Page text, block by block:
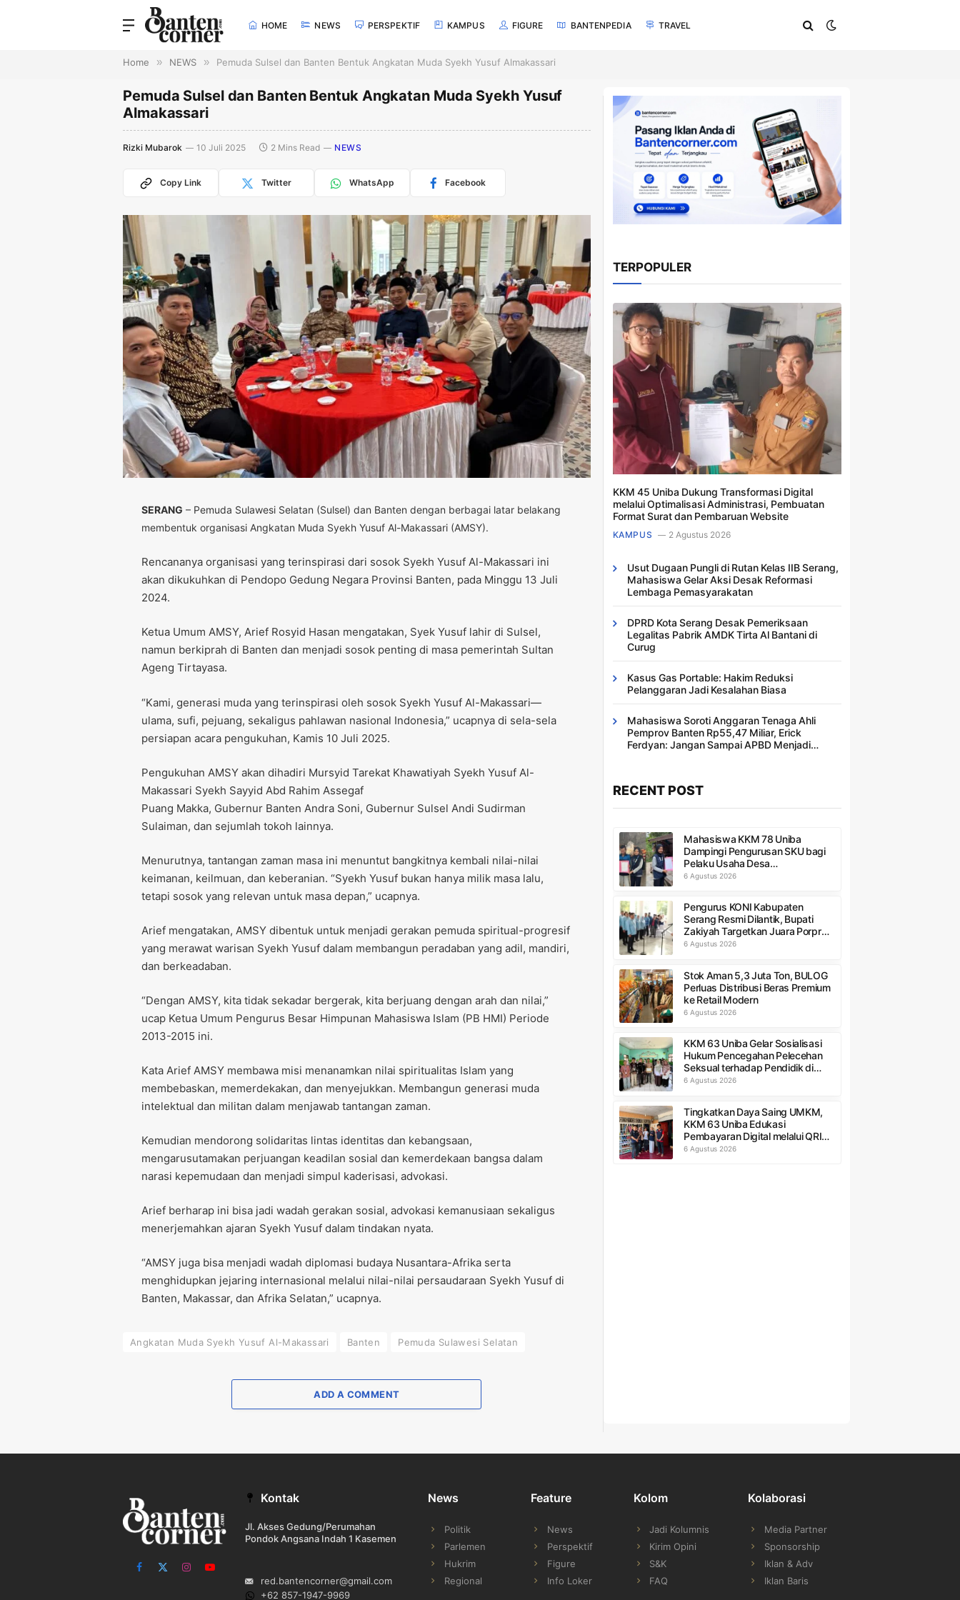
HOME NEWS PERSPEKTIF KAMPUS FIGURE BANTENPEDIA TRAVEL
Home » NEWS » Pemuda Sulsel dan Banten Bentuk Angkatan Muda Syekh Yusuf Almakassari
Pemuda Sulsel dan Banten Bentuk Angkatan Muda Syekh Yusuf
Almakassari
Rizki Mubarok 10 Juli 2025 2 Mins Read NEWS
Copy Link Twitter WhatsApp Facebook
SERANG – Pemuda Sulawesi Selatan (Sulsel) dan Banten dengan berbagai latar belakang
membentuk organisasi Angkatan Muda Syekh Yusuf Al-Makassari (AMSY).
Rencananya organisasi yang terinspirasi dari sosok Syekh Yusuf Al-Makassari ini
akan dikukuhkan di Pendopo Gedung Negara Provinsi Banten, pada Minggu 13 Juli
2024.
Ketua Umum AMSY, Arief Rosyid Hasan mengatakan, Syek Yusuf lahir di Sulsel,
namun berkiprah di Banten dan menjadi sosok penting di masa pemerintah Sultan
Ageng Tirtayasa.
“Kami, generasi muda yang terinspirasi oleh sosok Syekh Yusuf Al-Makassari—
ulama, sufi, pejuang, sekaligus pahlawan nasional Indonesia,” ucapnya di sela-sela
persiapan acara pengukuhan, Kamis 10 Juli 2025.
Pengukuhan AMSY akan dihadiri Mursyid Tarekat Khawatiyah Syekh Yusuf Al-
Makassari Syekh Sayyid Abd Rahim Assegaf
Puang Makka, Gubernur Banten Andra Soni, Gubernur Sulsel Andi Sudirman
Sulaiman, dan sejumlah tokoh lainnya.
Menurutnya, tantangan zaman masa ini menuntut bangkitnya kembali nilai-nilai
keimanan, keilmuan, dan keberanian. “Syekh Yusuf bukan hanya milik masa lalu,
tetapi sosok yang relevan untuk masa depan,” ucapnya.
Arief mengatakan, AMSY dibentuk untuk menjadi gerakan pemuda spiritual-progresif
yang merawat warisan Syekh Yusuf dalam membangun peradaban yang adil, mandiri,
dan berkeadaban.
“Dengan AMSY, kita tidak sekadar bergerak, kita berjuang dengan arah dan nilai,”
ucap Ketua Umum Pengurus Besar Himpunan Mahasiswa Islam (PB HMI) Periode
2013-2015 ini.
Kata Arief AMSY membawa misi menanamkan nilai spiritualitas Islam yang
membebaskan, memerdekakan, dan menyejukkan. Membangun generasi muda
intelektual dan militan dalam menjawab tantangan zaman.
Kemudian mendorong solidaritas lintas identitas dan kebangsaan,
mengarusutamakan perjuangan keadilan sosial dan kemerdekaan bangsa dalam
narasi kepemudaan dan menjadi simpul kaderisasi, advokasi.
Arief berharap ini bisa jadi wadah gerakan sosial, advokasi kemanusiaan sekaligus
menerjemahkan ajaran Syekh Yusuf dalam tindakan nyata.
“AMSY juga bisa menjadi wadah diplomasi budaya Nusantara-Afrika serta
menghidupkan jejaring internasional melalui nilai-nilai persaudaraan Syekh Yusuf di
Banten, Makassar, dan Afrika Selatan,” ucapnya.
Angkatan Muda Syekh Yusuf Al-Makassari Banten Pemuda Sulawesi Selatan
ADD A COMMENT
TERPOPULER
KKM 45 Uniba Dukung Transformasi Digital
melalui Optimalisasi Administrasi, Pembuatan
Format Surat dan Pembaruan Website
KAMPUS 2 Agustus 2026
Usut Dugaan Pungli di Rutan Kelas IIB Serang,
Mahasiswa Gelar Aksi Desak Reformasi
Lembaga Pemasyarakatan
DPRD Kota Serang Desak Pemeriksaan
Legalitas Pabrik AMDK Tirta Al Bantani di
Curug
Kasus Gas Portable: Hakim Reduksi
Pelanggaran Jadi Kesalahan Biasa ​
Mahasiswa Soroti Anggaran Tenaga Ahli
Pemprov Banten Rp55,47 Miliar, Erick
Ferdyan: Jangan Sampai APBD Menjadi
RECENT POST
Mahasiswa KKM 78 Uniba
Dampingi Pengurusan SKU bagi
Pelaku Usaha Desa
Sumurbandung
6 Agustus 2026
Pengurus KONI Kabupaten
Serang Resmi Dilantik, Bupati
Zakiyah Targetkan Juara Porprov
Banten 2026
6 Agustus 2026
Stok Aman 5,3 Juta Ton, BULOG
Perluas Distribusi Beras Premium
ke Retail Modern
6 Agustus 2026
KKM 63 Uniba Gelar Sosialisasi
Hukum Pencegahan Pelecehan
Seksual terhadap Pendidik di
MTs Al-Ittihad
6 Agustus 2026
Tingkatkan Daya Saing UMKM,
KKM 63 Uniba Edukasi
Pembayaran Digital melalui QRIS
di Kampung Peres
6 Agustus 2026
Facebook
X
InstagramYouTube
Kontak
Jl. Akses Gedung/Perumahan
Pondok Angsana Indah 1 Kasemen
red.bantencorner@gmail.com
+62 857-1947-9969
News
Politik
Parlemen
Hukrim
Regional
Feature
News
Perspektif
Figure
Info Loker
Kolom
Jadi Kolumnis
Kirim Opini
S&K
FAQ
Kolaborasi
Media Partner
Sponsorship
Iklan & Adv
Iklan Baris